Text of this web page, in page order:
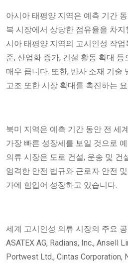
아시아 태평양 지역은 예측 기간
복 시장에서 상당한 점유율을 차
시아 태평양 지역의 고시인성 작
준, 산업화 증가, 건설 활동 확대
매우 큽니다. 또한, 반사 소재 기술
고조 또한 시장 확대를 촉진하는
북미 지역은 예측 기간 동안 전 세
가장 빠른 성장세를 보일 것으로
의류 시장은 도로 건설, 운송 및 건
엄격한 안전 법규와 근로자 안전
가에 힘입어 성장하고 있습니다.
세계 고시인성 의류 시장의 주요
ASATEX AG, Radians, Inc., Ansell
Portwest Ltd., Cintas Corporation,